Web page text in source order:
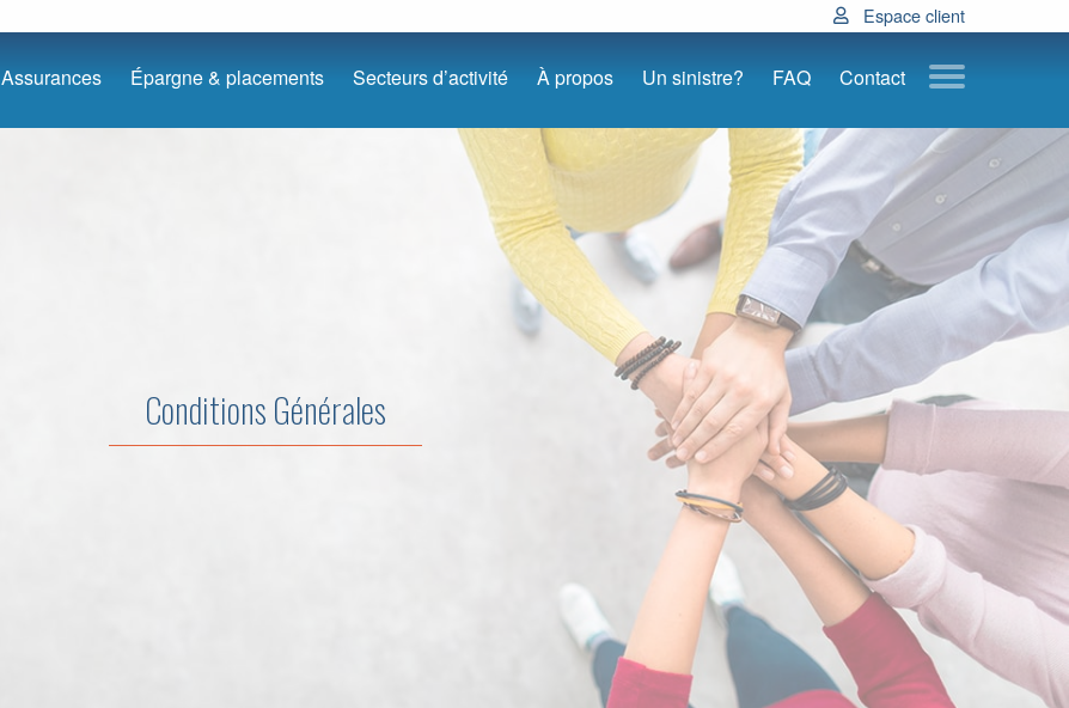
Espace client
Assurances Épargne & placements Secteurs d’activité À propos Un sinistre? FAQ Contact Submenu
Conditions Générales